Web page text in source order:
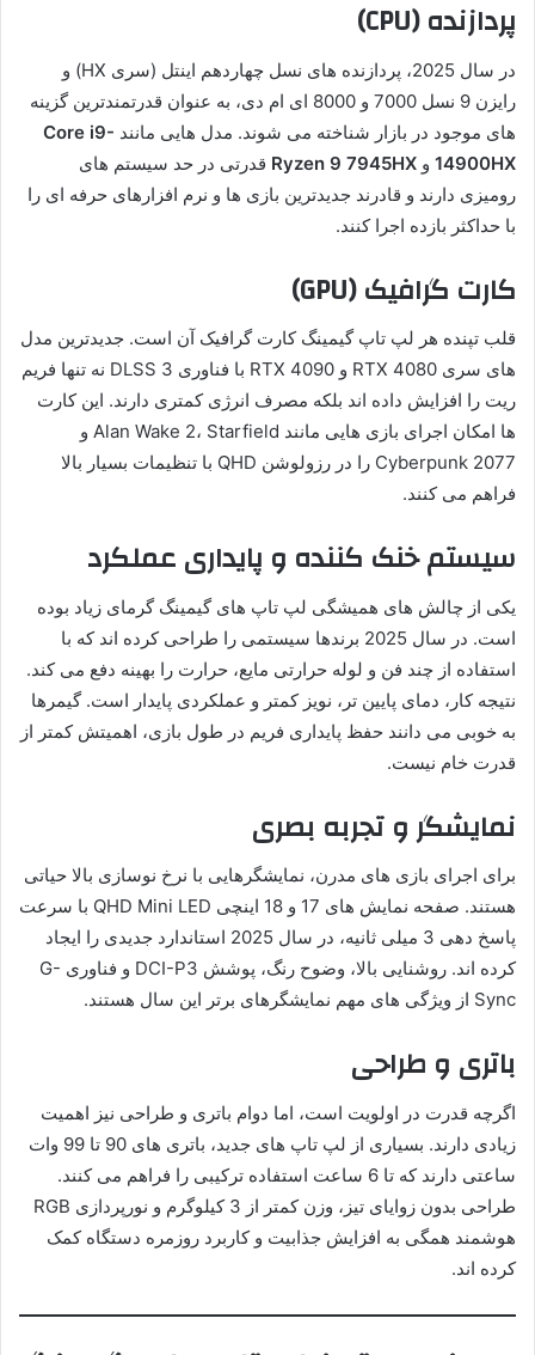
پردازنده (CPU)
در سال 2025، پردازنده های نسل چهاردهم اینتل (سری HX) و
رایزن 9 نسل 7000 و 8000 ای ام دی، به عنوان قدرتمندترین گزینه
های موجود در بازار شناخته می شوند. مدل هایی مانند Core i9-
14900HX و Ryzen 9 7945HX قدرتی در حد سیستم های
رومیزی دارند و قادرند جدیدترین بازی ها و نرم افزارهای حرفه ای را
با حداکثر بازده اجرا کنند.
کارت گرافیک (GPU)
قلب تپنده هر لپ تاپ گیمینگ کارت گرافیک آن است. جدیدترین مدل
های سری RTX 4080 و RTX 4090 با فناوری DLSS 3 نه تنها فریم
ریت را افزایش داده اند بلکه مصرف انرژی کمتری دارند. این کارت
ها امکان اجرای بازی هایی مانند Alan Wake 2، Starfield و
Cyberpunk 2077 را در رزولوشن QHD با تنظیمات بسیار بالا
فراهم می کنند.
سیستم خنک کننده و پایداری عملکرد
یکی از چالش های همیشگی لپ تاپ های گیمینگ گرمای زیاد بوده
است. در سال 2025 برندها سیستمی را طراحی کرده اند که با
استفاده از چند فن و لوله حرارتی مایع، حرارت را بهینه دفع می کند.
نتیجه کار، دمای پایین تر، نویز کمتر و عملکردی پایدار است. گیمرها
به خوبی می دانند حفظ پایداری فریم در طول بازی، اهمیتش کمتر از
قدرت خام نیست.
نمایشگر و تجربه بصری
برای اجرای بازی های مدرن، نمایشگرهایی با نرخ نوسازی بالا حیاتی
هستند. صفحه نمایش های 17 و 18 اینچی QHD Mini LED با سرعت
پاسخ دهی 3 میلی ثانیه، در سال 2025 استاندارد جدیدی را ایجاد
کرده اند. روشنایی بالا، وضوح رنگ، پوشش DCI-P3 و فناوری G-
Sync از ویژگی های مهم نمایشگرهای برتر این سال هستند.
باتری و طراحی
اگرچه قدرت در اولویت است، اما دوام باتری و طراحی نیز اهمیت
زیادی دارند. بسیاری از لپ تاپ های جدید، باتری های 90 تا 99 وات
ساعتی دارند که تا 6 ساعت استفاده ترکیبی را فراهم می کنند.
طراحی بدون زوایای تیز، وزن کمتر از 3 کیلوگرم و نورپردازی RGB
هوشمند همگی به افزایش جذابیت و کاربرد روزمره دستگاه کمک
کرده اند.